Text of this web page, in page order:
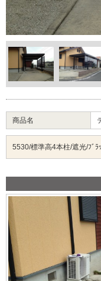
商品名
5530/標準高4本柱/遮光/ﾌﾞﾗ